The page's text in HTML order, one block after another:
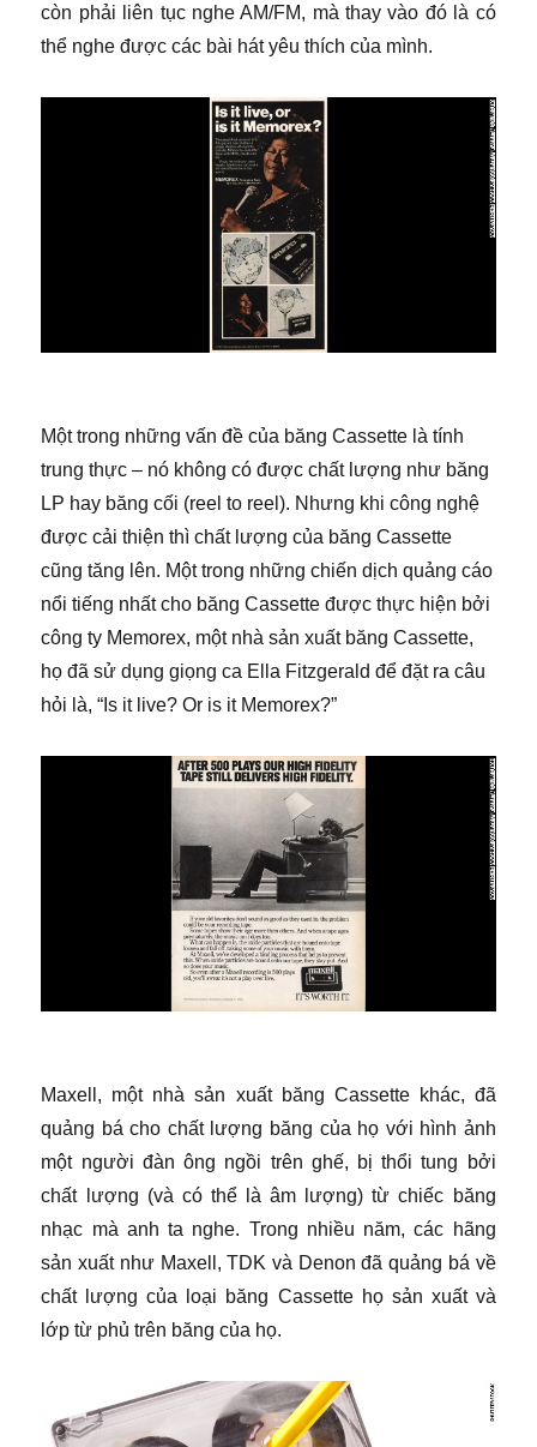
còn phải liên tục nghe AM/FM, mà thay vào đó là có
thể nghe được các bài hát yêu thích của mình.
Một trong những vấn đề của băng Cassette là tính
trung thực – nó không có được chất lượng như băng
LP hay băng cối (reel to reel). Nhưng khi công nghệ
được cải thiện thì chất lượng của băng Cassette
cũng tăng lên. Một trong những chiến dịch quảng cáo
nổi tiếng nhất cho băng Cassette được thực hiện bởi
công ty Memorex, một nhà sản xuất băng Cassette,
họ đã sử dụng giọng ca Ella Fitzgerald để đặt ra câu
hỏi là, “Is it live? Or is it Memorex?”
Maxell, một nhà sản xuất băng Cassette khác, đã
quảng bá cho chất lượng băng của họ với hình ảnh
một người đàn ông ngồi trên ghế, bị thổi tung bởi
chất lượng (và có thể là âm lượng) từ chiếc băng
nhạc mà anh ta nghe. Trong nhiều năm, các hãng
sản xuất như Maxell, TDK và Denon đã quảng bá về
chất lượng của loại băng Cassette họ sản xuất và
lớp từ phủ trên băng của họ.